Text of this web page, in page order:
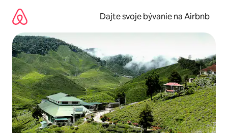
obsah.
Dajte svoje bývanie na Airbnb